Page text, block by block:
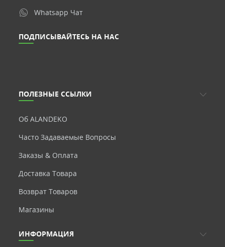
Whatsapp Чат
ПОЛЕЗНЫЕ ССЫЛКИ
Об ALANDEKO
Часто Задаваемые Вопросы
Заказы & Оплата
Доставка Товара
Возврат Товаров
Магазины
ПОДПИСЫВАЙТЕСЬ НА НАС
ИНФОРМАЦИЯ